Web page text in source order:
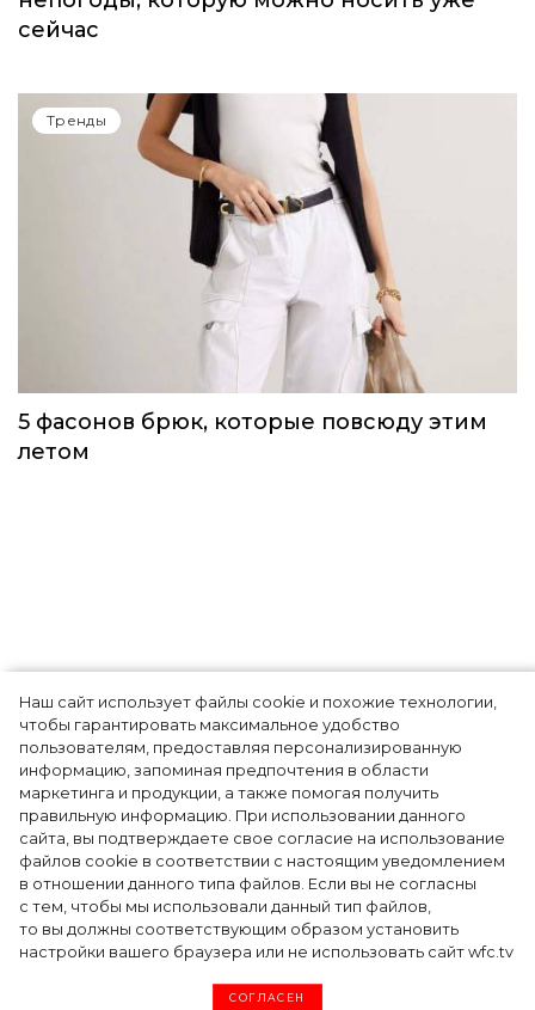
Наш сайт использует файлы cookie и похожие технологии,
чтобы гарантировать максимальное удобство
пользователям, предоставляя персонализированную
информацию, запоминая предпочтения в области
маркетинга и продукции, а также помогая получить
правильную информацию. При использовании данного
сайта, вы подтверждаете свое согласие на использование
файлов cookie в соответствии с настоящим уведомлением
в отношении данного типа файлов. Если вы не согласны
с тем, чтобы мы использовали данный тип файлов,
то вы должны соответствующим образом установить
настройки вашего браузера или не использовать сайт wfc.tv
СОГЛАСЕН
Тренды
Одежда первой необходимости для
непогоды, которую можно носить уже
сейчас
5 фасонов брюк, которые повсюду этим
летом